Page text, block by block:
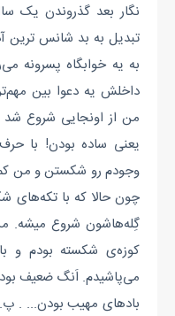
نگار بعد گذروندن یک
تبدیل به بد شانس ترین
به یه خوابگاه پسرونه
داخلش یه دعوا بین
من از اونجایی شروع
یعنی ساده بودن! با
وجودم رو شکستن و من
چون حالا که با
گِله‌هاشون شروع میشه.
کوزه‌ی شکسته بودم و
می‌پاشیدم. اَنگ ضعیف
بادهای مهیب بودن... .